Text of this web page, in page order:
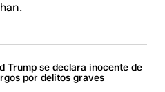
Trump se declara inocente de
por delitos graves